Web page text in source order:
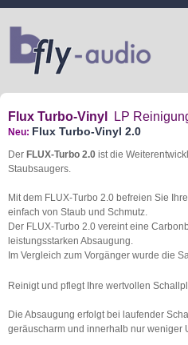
Flux Turbo-Vinyl LP
Neu: Flux Turbo-Vinyl 2.0
Der FLUX-Turbo 2.0 ist die
Staubsaugers.
Mit dem FLUX-Turbo 2.0 befreien Sie
einfach von Staub und Schmutz.
Der FLUX-Turbo 2.0 vereint eine
leistungsstarken Absaugung.
Im Vergleich zum Vorgänger wurde die
Reinigt und pflegt Ihre wertvollen
Die Absaugung erfolgt bei laufender
geräuscharm und innerhalb nur weniger